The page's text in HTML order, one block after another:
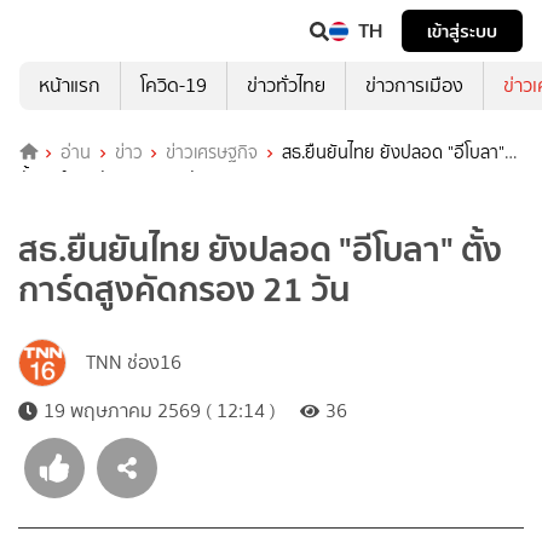
TH
เข้าสู่ระบบ
หน้าแรก
โควิด-19 ข่าวทั่วไทย ข่าวการเมือง ข่าว
อ่าน ข่าว ข่าวเศรษฐกิจ
สธ.ยืนยันไทย ยังปลอด "อีโบลา"
ตั้งการ์ดสูงคัดกรอง 21 วัน
สธ.ยืนยันไทย ยังปลอด "อีโบลา" ตั้ง
การ์ดสูงคัดกรอง 21 วัน
TNN ช่อง16
19 พฤษภาคม 2569 ( 12:14 )
36